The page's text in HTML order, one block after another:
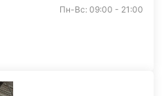
Пн-Вс: 09:00 - 21:00